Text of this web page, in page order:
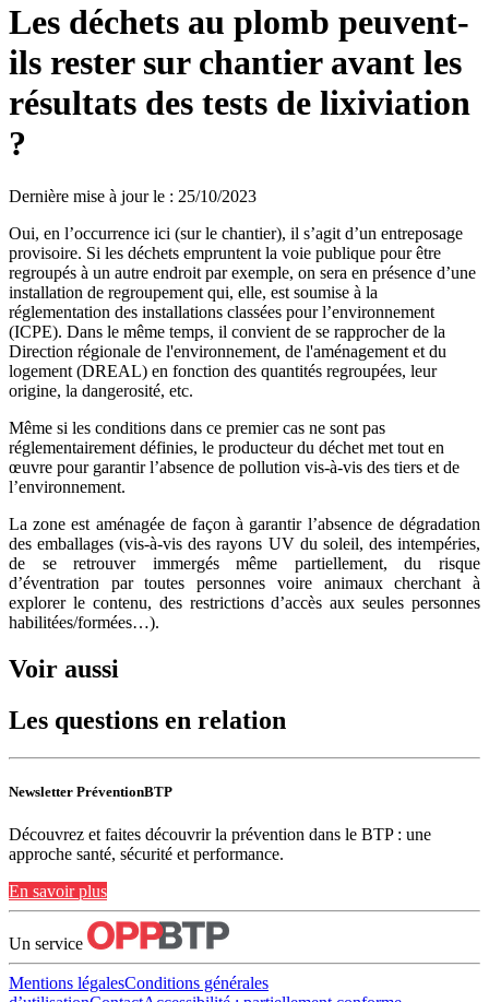
Les déchets au plomb peuvent-
ils rester sur chantier avant les
résultats des tests de lixiviation
?
Dernière mise à jour le : 25/10/2023
Oui, en l’occurrence ici (sur le chantier), il s’agit d’un entreposage
provisoire. Si les déchets empruntent la voie publique pour être
regroupés à un autre endroit par exemple, on sera en présence d’une
installation de regroupement qui, elle, est soumise à la
réglementation des installations classées pour l’environnement
(ICPE). Dans le même temps, il convient de se rapprocher de la
Direction régionale de l'environnement, de l'aménagement et du
logement (DREAL) en fonction des quantités regroupées, leur
origine, la dangerosité, etc.
Même si les conditions dans ce premier cas ne sont pas
réglementairement définies, le producteur du déchet met tout en
œuvre pour garantir l’absence de pollution vis-à-vis des tiers et de
l’environnement.
La zone est aménagée de façon à garantir l’absence de dégradation
des emballages (vis-à-vis des rayons UV du soleil, des intempéries,
de se retrouver immergés même partiellement, du risque
d’éventration par toutes personnes voire animaux cherchant à
explorer le contenu, des restrictions d’accès aux seules personnes
habilitées/formées…).
Voir aussi
Les questions en relation
Newsletter PréventionBTP
Découvrez et faites découvrir la prévention dans le BTP : une
approche santé, sécurité et performance.
En savoir plus
Un service
Mentions légalesConditions générales